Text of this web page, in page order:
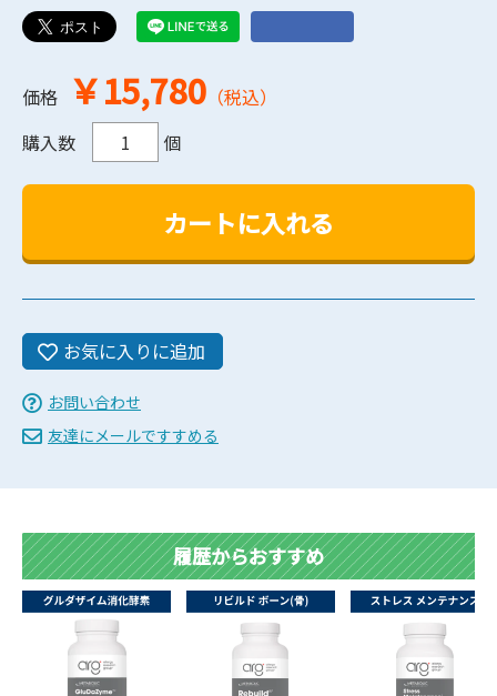
価格 ￥15,780 （税込）
購入数
個
お気に入りに追加
お問い合わせ
友達にメールですすめる
履歴からおすすめ